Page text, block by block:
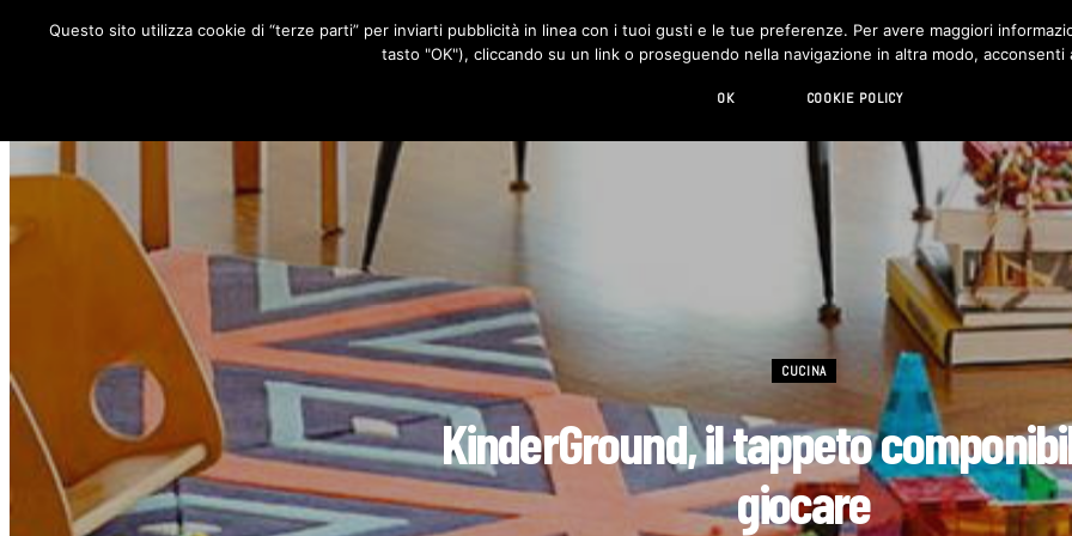
RUBRICHE DESIGN LIVING HI-TECH CHI SIAMO
CUCINA
KinderGround, il tappeto
giocare
Questo sito utilizza cookie di “terze parti” per inviarti pubblicità in linea con i tuoi gusti e le tue preferenze. Per avere maggiori
tasto "OK"), cliccando su un link o proseguendo nella navigazione in altra modo, acconsenti
OK COOKIE POLICY